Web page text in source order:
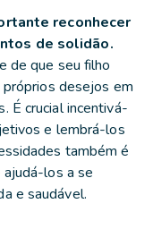
reconhecer
de solidão.
de que seu filho
desejos em
É crucial incentivá-
e lembrá-los
também é
los a se
e saudável.